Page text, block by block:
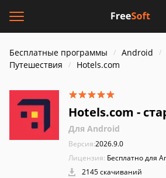
Бесплатные программы Android
Путешествия
Hotels.com
Hotels.com -
Для Android
Версия:2026.9.0
Лицензия: Бесплатно для
2145 скачиваний